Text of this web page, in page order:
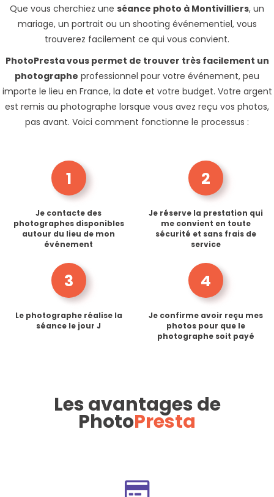
Que vous cherchiez une séance photo à Montivilliers, un
mariage, un portrait ou un shooting événementiel, vous
trouverez facilement ce qui vous convient.
PhotoPresta vous permet de trouver très facilement un
photographe professionnel pour votre événement, peu
importe le lieu en France, la date et votre budget. Votre argent
est remis au photographe lorsque vous avez reçu vos photos,
pas avant. Voici comment fonctionne le processus :
1
Je contacte des
photographes disponibles
autour du lieu de mon
événement
2
Je réserve la prestation qui
me convient en toute
sécurité et sans frais de
service
3
Le photographe réalise la
séance le jour J
4
Je confirme avoir reçu mes
photos pour que le
photographe soit payé
Les avantages de
PhotoPresta